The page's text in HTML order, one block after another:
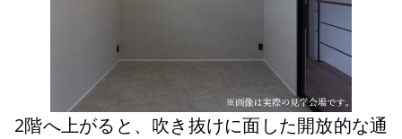
2階へ上がると、吹き抜けに面した開放的な通